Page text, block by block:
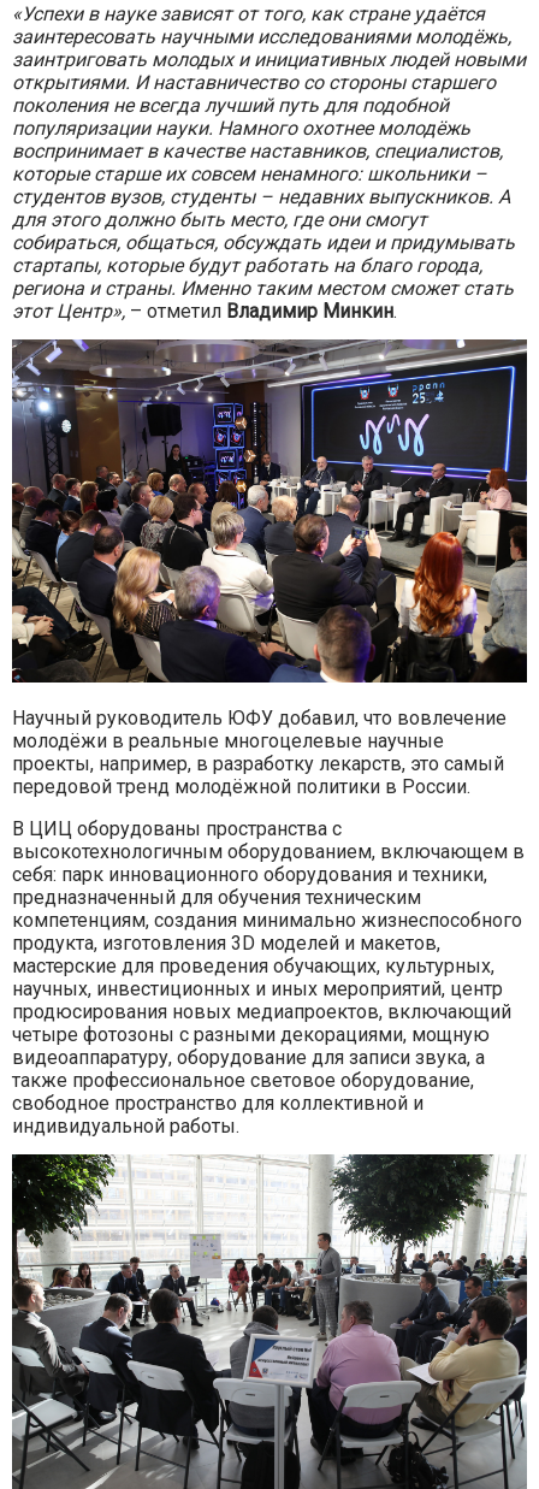
«Успехи в науке зависят от того, как стране удаётся
заинтересовать научными исследованиями молодёжь,
заинтриговать молодых и инициативных людей новыми
открытиями. И наставничество со стороны старшего
поколения не всегда лучший путь для подобной
популяризации науки. Намного охотнее молодёжь
воспринимает в качестве наставников, специалистов,
которые старше их совсем ненамного: школьники –
студентов вузов, студенты – недавних выпускников. А
для этого должно быть место, где они смогут
собираться, общаться, обсуждать идеи и придумывать
стартапы, которые будут работать на благо города,
региона и страны. Именно таким местом сможет стать
этот Центр», – отметил Владимир Минкин.
Научный руководитель ЮФУ добавил, что вовлечение
молодёжи в реальные многоцелевые научные
проекты, например, в разработку лекарств, это самый
передовой тренд молодёжной политики в России.
В ЦИЦ оборудованы пространства с
высокотехнологичным оборудованием, включающем в
себя: парк инновационного оборудования и техники,
предназначенный для обучения техническим
компетенциям, создания минимально жизнеспособного
продукта, изготовления 3D моделей и макетов,
мастерские для проведения обучающих, культурных,
научных, инвестиционных и иных мероприятий, центр
продюсирования новых медиапроектов, включающий
четыре фотозоны с разными декорациями, мощную
видеоаппаратуру, оборудование для записи звука, а
также профессиональное световое оборудование,
свободное пространство для коллективной и
индивидуальной работы.